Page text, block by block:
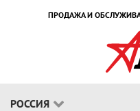
ПРОДАЖА И
РОССИЯ